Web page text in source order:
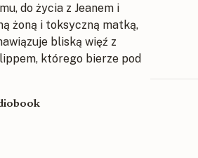
do życia z Jeanem i
żoną i toksyczną matką,
bliską więź z
którego bierze pod